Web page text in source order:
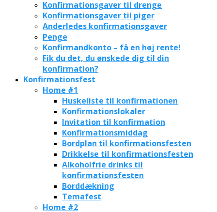
Konfirmationsgaver til drenge
Konfirmationsgaver til piger
Anderledes konfirmationsgaver
Penge
Konfirmandkonto – få en høj rente!
Fik du det, du ønskede dig til din
konfirmation?
Konfirmationsfest
Home #1
Huskeliste til konfirmationen
Konfirmationslokaler
Invitation til konfirmation
Konfirmationsmiddag
Bordplan til konfirmationsfesten
Drikkelse til konfirmationsfesten
Alkoholfrie drinks til
konfirmationsfesten
Borddækning
Temafest
Home #2